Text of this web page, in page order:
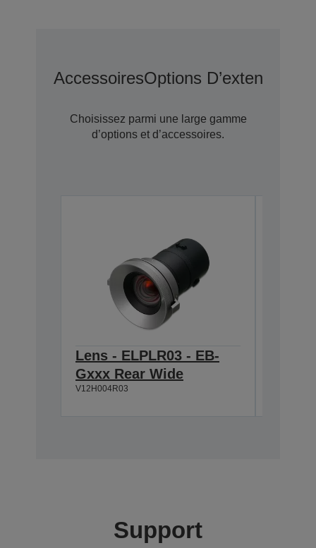
AccessoiresOptions D’extension
Choisissez parmi une large gamme
d’options et d’accessoires.
Lens - ELPLR03 - EB-
Gxxx Rear Wide
V12H004R03
Support